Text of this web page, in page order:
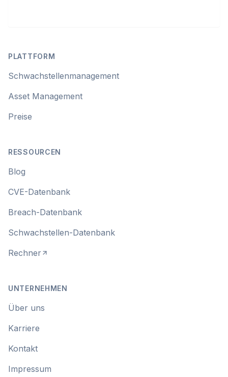
PLATTFORM
Schwachstellenmanagement
Asset Management
Preise
RESSOURCEN
Blog
CVE-Datenbank
Breach-Datenbank
Schwachstellen-Datenbank
Rechner
UNTERNEHMEN
Über uns
Karriere
Kontakt
Impressum